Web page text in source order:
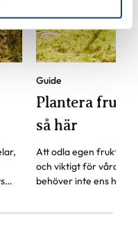
Guide
Plantera
så här
Att odla egen frukt är
och viktigt för våra
behöver inte ens ha